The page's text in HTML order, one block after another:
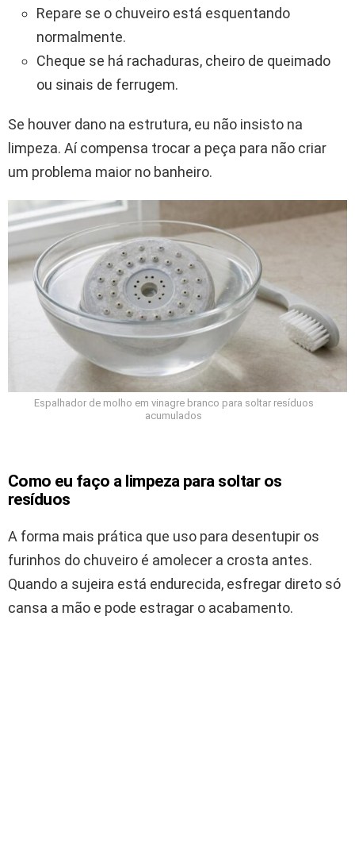
Repare se o chuveiro está esquentando
normalmente.
Cheque se há rachaduras, cheiro de queimado
ou sinais de ferrugem.
Se houver dano na estrutura, eu não insisto na
limpeza. Aí compensa trocar a peça para não criar
um problema maior no banheiro.
Espalhador de molho em vinagre branco para soltar resíduos
acumulados
Como eu faço a limpeza para soltar os
resíduos
A forma mais prática que uso para desentupir os
furinhos do chuveiro é amolecer a crosta antes.
Quando a sujeira está endurecida, esfregar direto só
cansa a mão e pode estragar o acabamento.